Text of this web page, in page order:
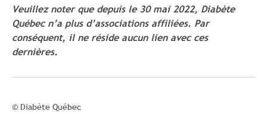
Veuillez noter que depuis le 30 mai 2022, Diabète
Québec n’a plus d’associations affiliées. Par
conséquent, il ne réside aucun lien avec ces
dernières.
© Diabète Québec